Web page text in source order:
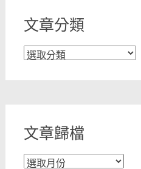
文章分類
文
文章歸檔
文